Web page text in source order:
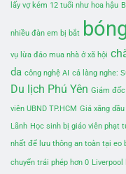
lấy vợ kém 12 tuổi như hoa hậu
nhiều đàn em bị bắt
vụ lừa đảo mua nhà ở xã hội
da công nghệ AI cả làng nghe:
Du lịch Phú Yên Giám
viên UBND TP.HCM Giá xăng
Lãnh Học sinh bị giáo viên phạt
nhất để lưu thông an toàn tại eo
chuyển trái phép hơn 0 Liverpool